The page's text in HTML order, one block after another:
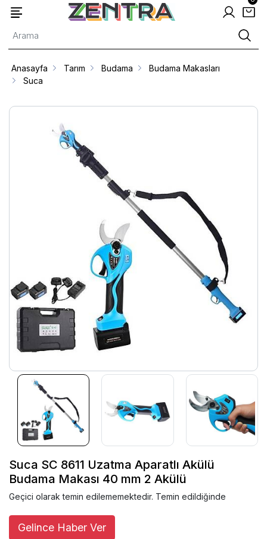
Anasayfa Tarım Budama
Budama Makasları
Suca
Suca SC 8611 Uzatma Aparatlı Akülü
Budama Makası 40 mm 2 Akülü
Geçici olarak temin edilememektedir. Temin edildiğinde
Gelince Haber Ver